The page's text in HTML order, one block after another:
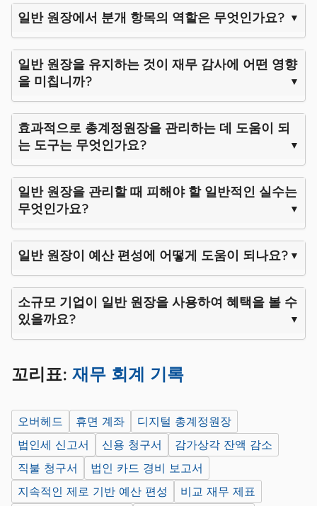
일반 원장에서 분개 항목의 역할은 무엇인가요?
일반 원장을 유지하는 것이 재무 감사에 어떤 영향
을 미칩니까?
효과적으로 총계정원장을 관리하는 데 도움이 되
는 도구는 무엇인가요?
일반 원장을 관리할 때 피해야 할 일반적인 실수는
무엇인가요?
일반 원장이 예산 편성에 어떻게 도움이 되나요?
소규모 기업이 일반 원장을 사용하여 혜택을 볼 수
있을까요?
꼬리표: 재무 회계 기록
오버헤드 휴면 계좌
디지털 총계정원장
법인세 신고서
신용 청구서
감가상각 잔액 감소
직불 청구서
법인 카드 경비 보고서
지속적인 제로 기반 예산 편성
비교 재무 제표